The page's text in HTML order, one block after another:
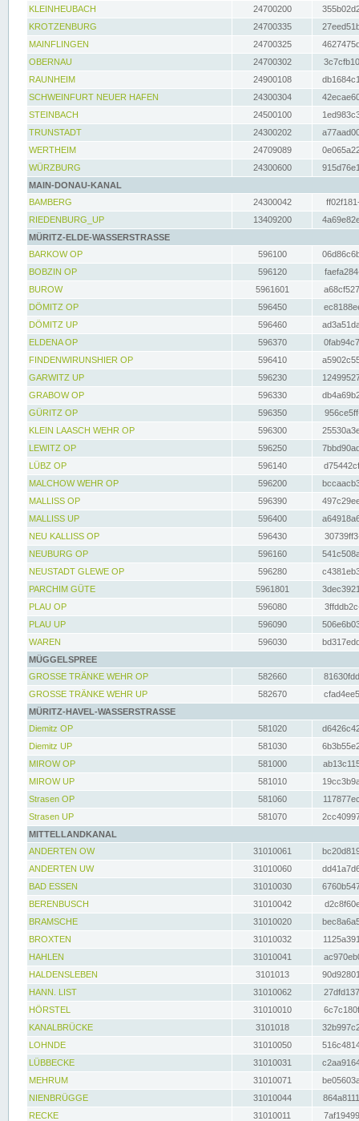
KLEINHEUBACH 24700200
KROTZENBURG
24700335
MAINFLINGEN
24700325
OBERNAU
24700302
RAUNHEIM
24900108
SCHWEINFURT NEUER HAFEN
24300304
STEINBACH
24500100
TRUNSTADT
24300202
WERTHEIM
24709089
WÜRZBURG
24300600
MAIN-DONAU-KANAL
BAMBERG
24300042
RIEDENBURG_UP
13409200
MÜRITZ-ELDE-WASSERSTRASSE
BARKOW OP
596100
BOBZIN OP
596120
BUROW
5961601
DÖMITZ OP
596450
DÖMITZ UP
596460
ELDENA OP
596370
FINDENWIRUNSHIER OP
596410
GARWITZ UP
596230
GRABOW OP
596330
GÜRITZ OP
596350
KLEIN LAASCH WEHR OP
596300
LEWITZ OP
596250
LÜBZ OP
596140
MALCHOW WEHR OP
596200
MALLISS OP
596390
MALLISS UP
596400
NEU KALLISS OP
596430
NEUBURG OP
596160
NEUSTADT GLEWE OP
596280
PARCHIM GÜTE
5961801
PLAU OP
596080
PLAU UP
596090
WAREN
596030
MÜGGELSPREE
GROSSE TRÄNKE WEHR OP
582660
GROSSE TRÄNKE WEHR UP
582670
MÜRITZ-HAVEL-WASSERSTRASSE
Diemitz OP
581020
Diemitz UP
581030
MIROW OP
581000
MIROW UP
581010
Strasen OP
581060
Strasen UP
581070
MITTELLANDKANAL
ANDERTEN OW
31010061
ANDERTEN UW
31010060
BAD ESSEN
31010030
BERENBUSCH
31010042
BRAMSCHE
31010020
BROXTEN
31010032
HAHLEN
31010041
HALDENSLEBEN
3101013
HANN. LIST
31010062
HÖRSTEL
31010010
KANALBRÜCKE
3101018
LOHNDE
31010050
LÜBBECKE
31010031
MEHRUM
31010071
NIENBRÜGGE
31010044
RECKE
31010011